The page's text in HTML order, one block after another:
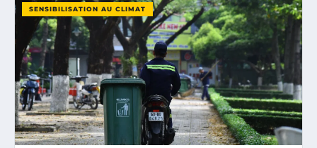
SENSIBILISATION AU CLIMAT